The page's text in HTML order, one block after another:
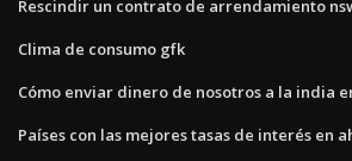
Rescindir un contrato de arrendamiento
Clima de consumo gfk
Cómo enviar dinero de nosotros a la india
Países con las mejores tasas de interés en